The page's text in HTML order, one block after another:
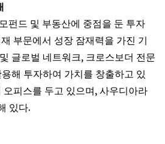
펀드 및 부동산에 중점을 둔 투자
부문에서 성장 잠재력을 가진 기
글로벌 네트워크, 크로스보더 전문
해 투자하여 가치를 창출하고 있
오피스를 두고 있으며, 사우디아라
있다.